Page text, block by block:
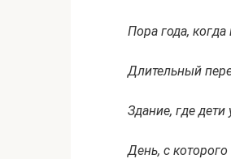
Пора года,
Длительный
Здание, где дети
День, с